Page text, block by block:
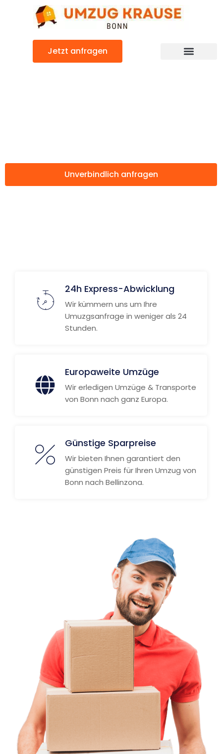
Jetzt anfragen
Unverbindlich anfragen
24h Express-Abwicklung
Wir kümmern uns um Ihre
Umuzgsanfrage in weniger als 24
Stunden.
Europaweite Umzüge
Wir erledigen Umzüge & Transporte
von Bonn nach ganz Europa.
Günstige Sparpreise
Wir bieten Ihnen garantiert den
günstigen Preis für Ihren Umzug von
Bonn nach Bellinzona.